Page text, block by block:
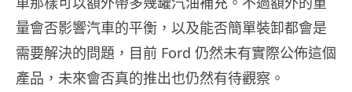
量會否影響汽車的平衡，以及能否簡單裝卸都會是
需要解決的問題，目前 Ford 仍然未有實際公佈這個
產品，未來會否真的推出也仍然有待觀察。